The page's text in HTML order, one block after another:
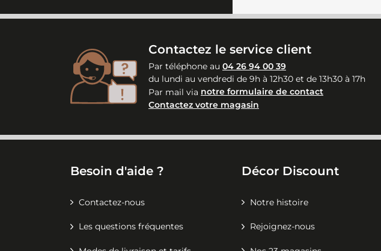
Contactez le service client
Par téléphone au 04 26 94 00 39
du lundi au vendredi de 9h à 12h30 et de 13h30 à 17h
Par mail via notre formulaire de contact
Contactez votre magasin
Besoin d'aide ?
Contactez-nous
Les questions fréquentes
Décor Discount
Notre histoire
Rejoignez-nous